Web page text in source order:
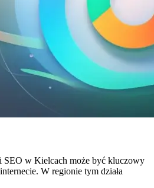
SEO w Kielcach może być kluczowy
W regionie tym działa